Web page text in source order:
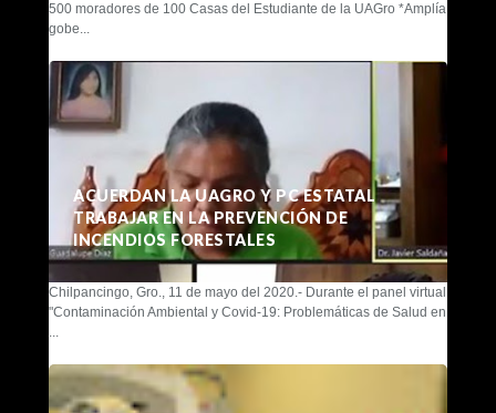
500 moradores de 100 Casas del Estudiante de la UAGro *Amplía
gobe...
ACUERDAN LA UAGRO Y PC ESTATAL
TRABAJAR EN LA PREVENCIÓN DE
INCENDIOS FORESTALES
Chilpancingo, Gro., 11 de mayo del 2020.- Durante el panel virtual
"Contaminación Ambiental y Covid-19: Problemáticas de Salud en
...